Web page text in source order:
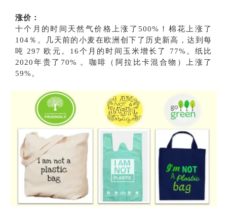
涨价：
十个月的时间天然气价格上涨了500%！棉花上涨了
104％。几天前的小麦在欧洲创下了历史新高，达到每
吨 297 欧元。16个月的时间玉米增长了 77%。纸比
2020年贵了70% 。咖啡（阿拉比卡混合物）上涨了
59%。